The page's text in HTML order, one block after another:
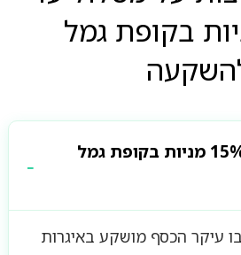
מניות בקופת גמל
מה זה מסלול עד 15% מניות בקופת גמל
עיקר הכסף מושקע באיגרות